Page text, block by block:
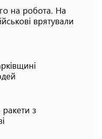
на робота. На
врятували
з